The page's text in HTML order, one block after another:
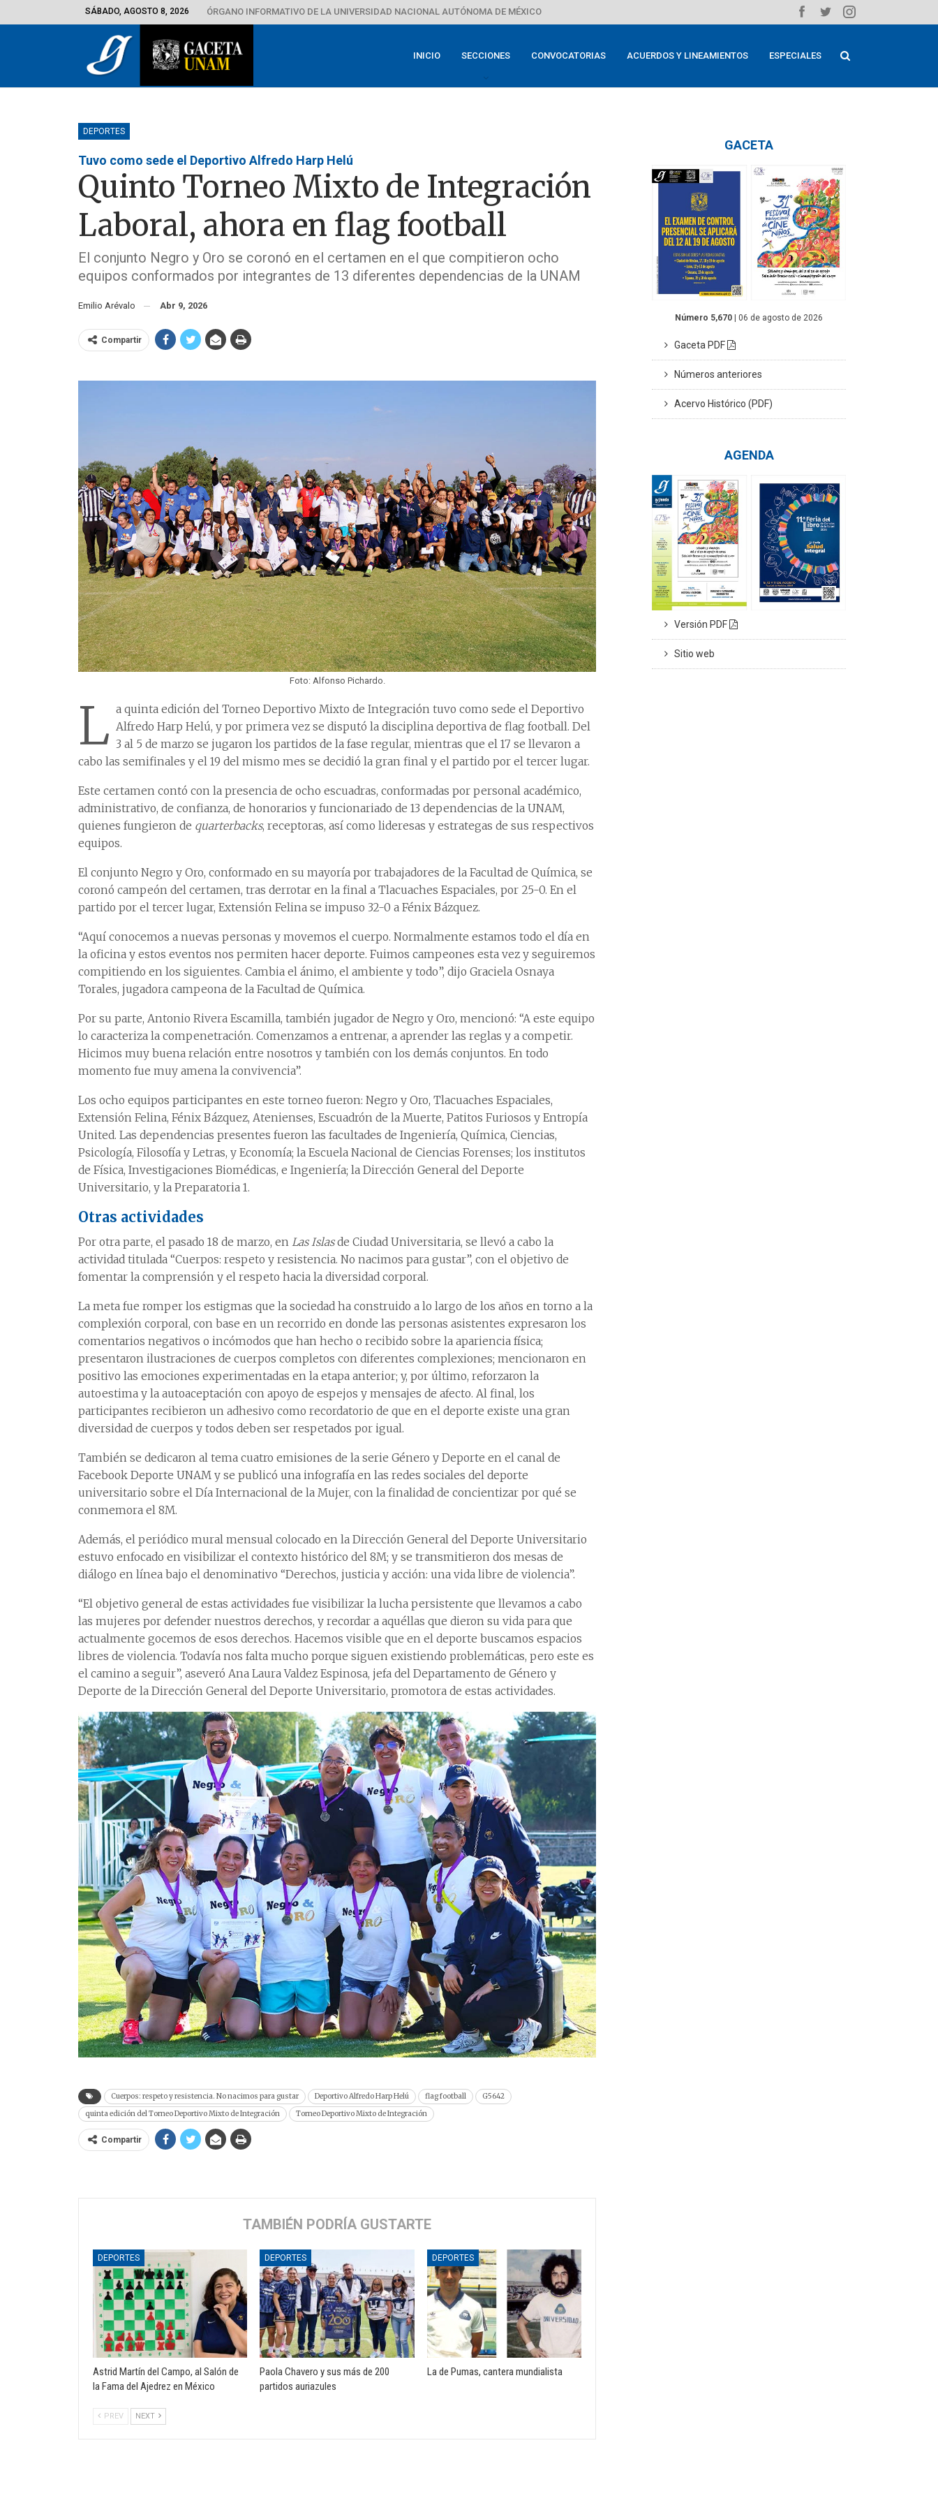
SÁBADO, AGOSTO 8, 2026 ÓRGANO INFORMATIVO DE LA UNIVERSIDAD NACIONAL AUTÓNOMA DE MÉXICO
INICIO SECCIONES CONVOCATORIAS ACUERDOS Y LINEAMIENTOS ESPECIALES
DEPORTES
Tuvo como sede el Deportivo Alfredo Harp Helú
Quinto Torneo Mixto de Integración
Laboral, ahora en flag football
El conjunto Negro y Oro se coronó en el certamen en el que compitieron ocho
equipos conformados por integrantes de 13 diferentes dependencias de la UNAM
Emilio Arévalo Abr 9, 2026
Compartir
Foto: Alfonso Pichardo.
L a quinta edición del Torneo Deportivo Mixto de Integración tuvo como sede el Deportivo
Alfredo Harp Helú, y por primera vez se disputó la disciplina deportiva de flag football. Del
3 al 5 de marzo se jugaron los partidos de la fase regular, mientras que el 17 se llevaron a
cabo las semifinales y el 19 del mismo mes se decidió la gran final y el partido por el tercer lugar.
Este certamen contó con la presencia de ocho escuadras, conformadas por personal académico,
administrativo, de confianza, de honorarios y funcionariado de 13 dependencias de la UNAM,
quienes fungieron de quarterbacks, receptoras, así como lideresas y estrategas de sus respectivos
equipos.
El conjunto Negro y Oro, conformado en su mayoría por trabajadores de la Facultad de Química, se
coronó campeón del certamen, tras derrotar en la final a Tlacuaches Espaciales, por 25-0. En el
partido por el tercer lugar, Extensión Felina se impuso 32-0 a Fénix Bázquez.
“Aquí conocemos a nuevas personas y movemos el cuerpo. Normalmente estamos todo el día en
la oficina y estos eventos nos permiten hacer deporte. Fuimos campeones esta vez y seguiremos
compitiendo en los siguientes. Cambia el ánimo, el ambiente y todo”, dijo Graciela Osnaya
Torales, jugadora campeona de la Facultad de Química.
Por su parte, Antonio Rivera Escamilla, también jugador de Negro y Oro, mencionó: “A este equipo
lo caracteriza la compenetración. Comenzamos a entrenar, a aprender las reglas y a competir.
Hicimos muy buena relación entre nosotros y también con los demás conjuntos. En todo
momento fue muy amena la convivencia”.
Los ocho equipos participantes en este torneo fueron: Negro y Oro, Tlacuaches Espaciales,
Extensión Felina, Fénix Bázquez, Atenienses, Escuadrón de la Muerte, Patitos Furiosos y Entropía
United. Las dependencias presentes fueron las facultades de Ingeniería, Química, Ciencias,
Psicología, Filosofía y Letras, y Economía; la Escuela Nacional de Ciencias Forenses; los institutos
de Física, Investigaciones Biomédicas, e Ingeniería; la Dirección General del Deporte
Universitario, y la Preparatoria 1.
Otras actividades
Por otra parte, el pasado 18 de marzo, en Las Islasde Ciudad Universitaria, se llevó a cabo la
actividad titulada “Cuerpos: respeto y resistencia. No nacimos para gustar”, con el objetivo de
fomentar la comprensión y el respeto hacia la diversidad corporal.
La meta fue romper los estigmas que la sociedad ha construido a lo largo de los años en torno a la
complexión corporal, con base en un recorrido en donde las personas asistentes expresaron los
comentarios negativos o incómodos que han hecho o recibido sobre la apariencia física;
presentaron ilustraciones de cuerpos completos con diferentes complexiones; mencionaron en
positivo las emociones experimentadas en la etapa anterior; y, por último, reforzaron la
autoestima y la autoaceptación con apoyo de espejos y mensajes de afecto. Al final, los
participantes recibieron un adhesivo como recordatorio de que en el deporte existe una gran
diversidad de cuerpos y todos deben ser respetados por igual.
También se dedicaron al tema cuatro emisiones de la serie Género y Deporte en el canal de
Facebook Deporte UNAM y se publicó una infografía en las redes sociales del deporte
universitario sobre el Día Internacional de la Mujer, con la finalidad de concientizar por qué se
conmemora el 8M.
Además, el periódico mural mensual colocado en la Dirección General del Deporte Universitario
estuvo enfocado en visibilizar el contexto histórico del 8M; y se transmitieron dos mesas de
diálogo en línea bajo el denominativo “Derechos, justicia y acción: una vida libre de violencia”.
“El objetivo general de estas actividades fue visibilizar la lucha persistente que llevamos a cabo
las mujeres por defender nuestros derechos, y recordar a aquéllas que dieron su vida para que
actualmente gocemos de esos derechos. Hacemos visible que en el deporte buscamos espacios
libres de violencia. Todavía nos falta mucho porque siguen existiendo problemáticas, pero este es
el camino a seguir”, aseveró Ana Laura Valdez Espinosa, jefa del Departamento de Género y
Deporte de la Dirección General del Deporte Universitario, promotora de estas actividades.
Cuerpos: respeto y resistencia. No nacimos para gustar Deportivo Alfredo Harp Helú flag football
G5642
quinta edición del Torneo Deportivo Mixto de Integración
Torneo Deportivo Mixto de Integración
Compartir
TAMBIÉN PODRÍA GUSTARTE
DEPORTES
Astrid Martín del Campo, al Salón de
la Fama del Ajedrez en México
DEPORTES
Paola Chavero y sus más de 200
partidos auriazules
DEPORTES
La de Pumas, cantera mundialista
PREV NEXT
GACETA
Número 5,670 | 06 de agosto de 2026
Gaceta PDF
Números anteriores
Acervo Histórico (PDF)
AGENDA
Versión PDF
Sitio web